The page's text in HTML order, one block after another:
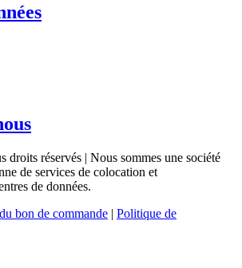
réservés | Nous sommes une société
de services de colocation et
de données.
bon de commande | Politique de